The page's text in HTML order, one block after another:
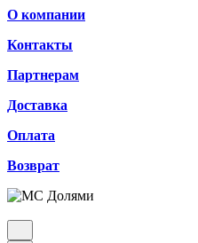
О компании
Контакты
Партнерам
Доставка
Оплата
Возврат